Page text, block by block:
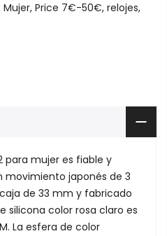
Mujer, Price 7€-50€, relojes,
para mujer es fiable y
japonés de 3
de 33 mm y fabricado
silicona color rosa claro es
La esfera de color